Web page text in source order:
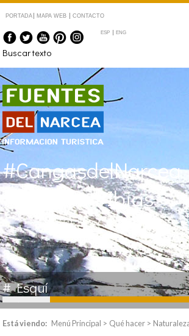
PORTADA MAPA WEB CONTACTO
ESP ENG
Fuentes del Narcea
#CangasdelNarcea
#Degaña #Ibias
# Esquí
ASÍ SOMOS
QUÉ HACER
Está viendo: Menú Principal > Qué hacer >